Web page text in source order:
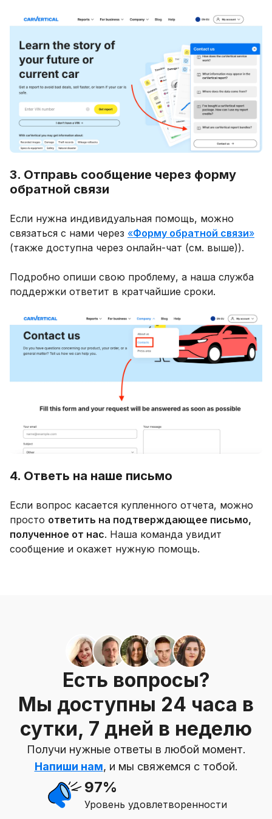
3. Отправь сообщение через форму
обратной связи
Если нужна индивидуальная помощь, можно
связаться с нами через «Форму обратной связи»
(также доступна через онлайн-чат (см. выше)).
Подробно опиши свою проблему, а наша служба
поддержки ответит в кратчайшие сроки.
4. Ответь на наше письмо
Если вопрос касается купленного отчета, можно
просто ответить на подтверждающее письмо,
полученное от нас. Наша команда увидит
сообщение и окажет нужную помощь.
Есть вопросы?
Мы доступны 24 часа в
сутки, 7 дней в неделю
Получи нужные ответы в любой момент.
Напиши нам, и мы свяжемся с тобой.
97%
Уровень удовлетворенности